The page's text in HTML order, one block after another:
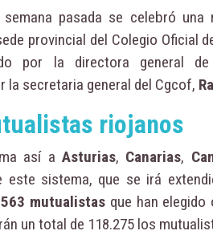
pasada se celebró una
provincial del Colegio Oficial
por la directora general
la secretaria general del Cgcof,
riojanos
así a Asturias, Canarias,
este sistema, que se irá
mutualistasque han elegido
un total de 118.275 los